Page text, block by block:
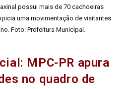
possui mais de 70 cachoeiras
uma movimentação de visitantes
Foto: Prefeitura Municipal.
MPC-PR apura
no quadro de